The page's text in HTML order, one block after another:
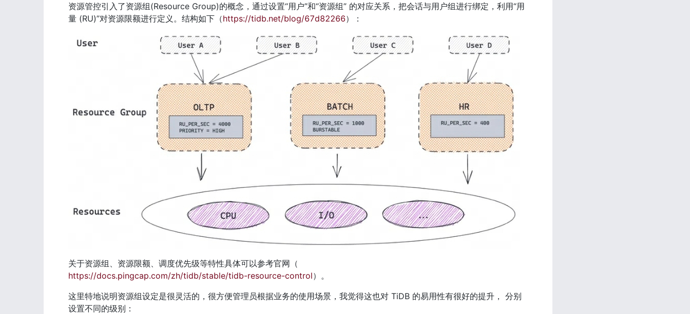
资源管控引入了资源组(Resource Group)的概念，通过设置“用户”和“资源组” 的对应关系，把会话与用户组进行绑定，利用“用
量 (RU)”对资源限额进行定义。结构如下（https://tidb.net/blog/67d82266）：
关于资源组、资源限额、调度优先级等特性具体可以参考官网（
https://docs.pingcap.com/zh/tidb/stable/tidb-resource-control）。
这里特地说明资源组设定是很灵活的，很方便管理员根据业务的使用场景，我觉得这也对 TiDB 的易用性有很好的提升， 分别
设置不同的级别：